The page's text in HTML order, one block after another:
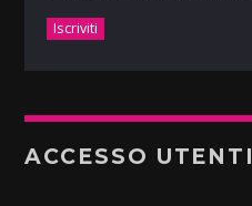
ACCESSO UTENTI